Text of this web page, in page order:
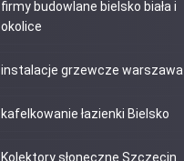
firmy budowlane bielsko biała i
okolice
instalacje grzewcze warszawa
kafelkowanie łazienki Bielsko
Kolektory słoneczne Szczecin